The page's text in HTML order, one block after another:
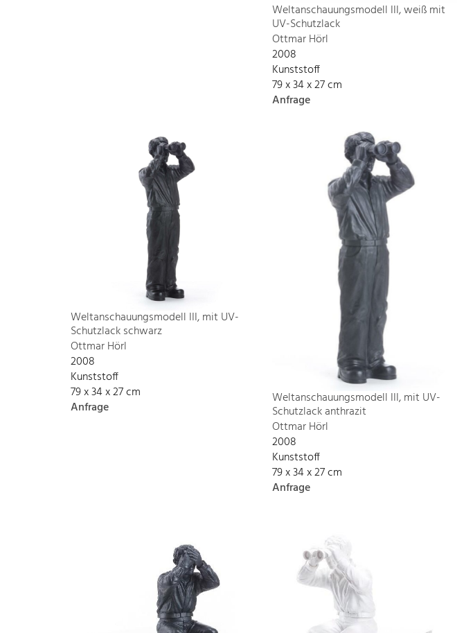
Weltanschauungsmodell III, weiß mit
UV-Schutzlack
Ottmar Hörl
2008
Kunststoff
79 x 34 x 27 cm
Anfrage
Weltanschauungsmodell III, mit UV-
Schutzlack schwarz
Ottmar Hörl
2008
Kunststoff
79 x 34 x 27 cm
Anfrage
Weltanschauungsmodell III, mit UV-
Schutzlack anthrazit
Ottmar Hörl
2008
Kunststoff
79 x 34 x 27 cm
Anfrage